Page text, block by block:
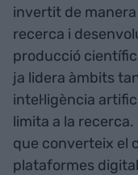
invertit de
recerca i
producció
ja lidera àmbits
intel·ligència
limita a la
que converteix el
plataformes